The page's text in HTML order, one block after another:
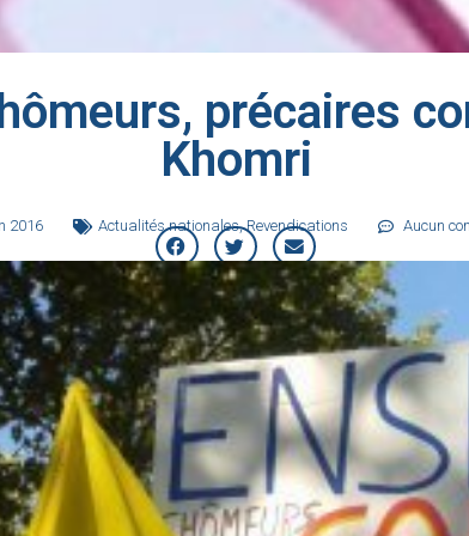
précaires
Khomri
2016 Actualités nationales,Revendications Aucun